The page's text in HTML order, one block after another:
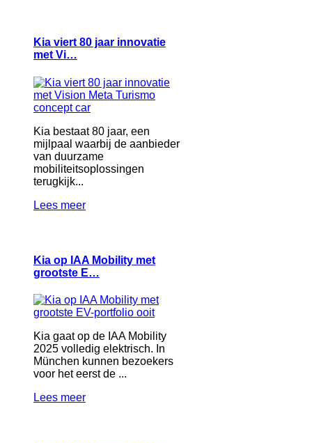
Kia viert 80 jaar innovatie
met Vi…
Kia bestaat 80 jaar, een
mijlpaal waarbij de aanbieder
van duurzame
mobiliteitsoplossingen
terugkijk...
Lees meer
Kia op IAA Mobility met
grootste E…
Kia gaat op de IAA Mobility
2025 volledig elektrisch. In
München kunnen bezoekers
voor het eerst de ...
Lees meer